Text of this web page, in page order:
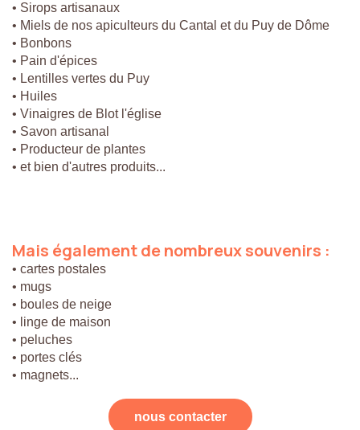
• Sirops artisanaux
• Miels de nos apiculteurs du Cantal et du Puy de Dôme
• Bonbons
• Pain d'épices
• Lentilles vertes du Puy
• Huiles
• Vinaigres de Blot l'église
• Savon artisanal
• Producteur de plantes
• et bien d'autres produits...
Mais égalementdenombreuxsouvenirs :
• cartes postales
• mugs
• boules de neige
• linge de maison
• peluches
• portes clés
• magnets...
nous contacter